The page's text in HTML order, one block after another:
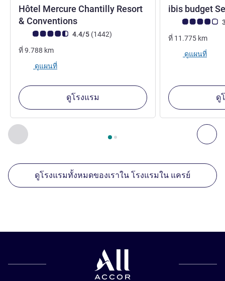
ก่อนหน้า - สถานประกอบการอื่นของเราที่อยู่ใกล้เคียง ถั
หน้า1 , สถานประกอบการอื่นของเราที่อยู่ใกล้เคียง 1 :,
Hôtel Mercure Chantilly Resort
& Conventions
คะแนนความคิดเห็นจากแขก (เรทติ้งบน ALL)
4.4/5 (1442รีวิว รายการ
)
ที่9.788 km
ดูแผนที่
ดูโรงแรม
ibis budget
คะแนนความคิดเ
ที่ 11.775 km
ดูแผนที่
ดู
ดูโรงแรมทั้งหมดของเราใน โรงแรมใน แครย์